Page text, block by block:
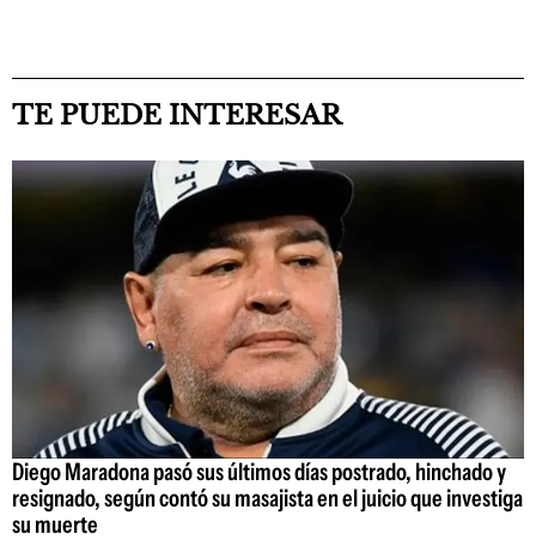
TE PUEDE INTERESAR
Diego Maradona pasó sus últimos días postrado, hinchado y
resignado, según contó su masajista en el juicio que investiga
su muerte